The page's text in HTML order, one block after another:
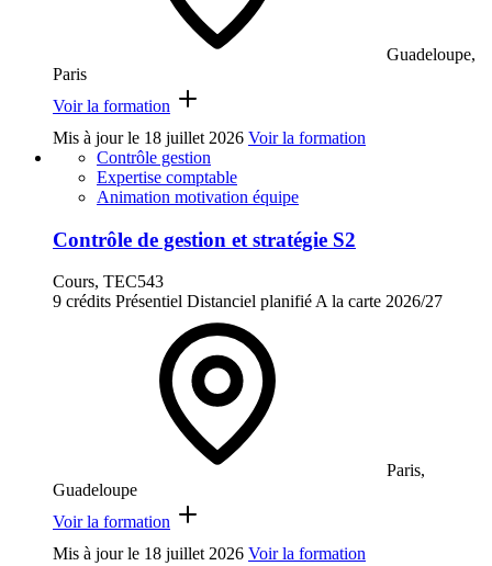
Guadeloupe,
Paris
Voir la formation
Mis à jour le 18 juillet 2026 Voir la formation
Contrôle gestion
Expertise comptable
Animation motivation équipe
Contrôle de gestion et stratégie S2
Cours, TEC543
9 crédits Présentiel Distanciel planifié A la carte 2026/27
Paris,
Guadeloupe
Voir la formation
Mis à jour le 18 juillet 2026 Voir la formation